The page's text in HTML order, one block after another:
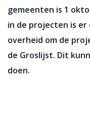
gemeenten is 1
in de projecten is
overheid om de
de Groslijst. Dit
doen.